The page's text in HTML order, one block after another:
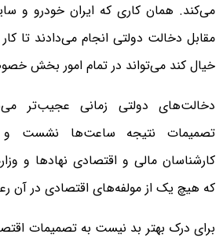
می‌کند. همان کاری که ایران خودرو و
مقابل دخالت دولتی انجام می‌دادند تا
خیال کند می‌تواند در تمام امور بخش
دخالت‌های دولتی زمانی عجیب‌تر
تصمیمات نتیجه ساعت‌ها نشست
کارشناسان مالی و اقتصادی نهادها و
که هیچ یک از مولفه‌های اقتصادی در آن
برای درک بهتر بد نیست به تصمیمات